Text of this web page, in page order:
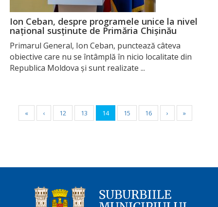
Ion Ceban, despre programele unice la nivel
național susținute de Primăria Chișinău
Primarul General, Ion Ceban, punctează câteva
obiective care nu se întâmplă în nicio localitate din
Republica Moldova și sunt realizate ...
« ‹ 12 13 14 15 16 › »